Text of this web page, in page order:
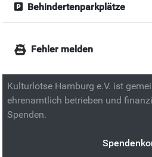
Behindertenparkplätze
Fehler melden
Kulturlotse Hamburg e.V. ist
ehrenamtlich betrieben und
Spenden.